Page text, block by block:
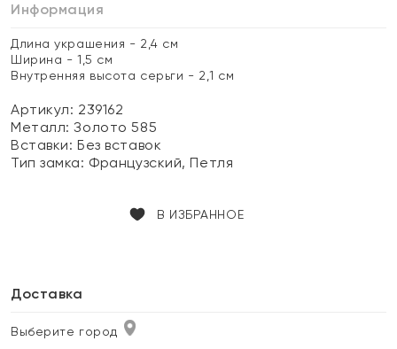
Информация
Длина украшения - 2,4 см
Ширина - 1,5 см
Внутренняя высота серьги - 2,1 см
Артикул: 239162
Металл:Золото 585
Вставки:Без вставок
Тип замка: Французский, Петля
В ИЗБРАННОЕ
Доставка
Выберите город